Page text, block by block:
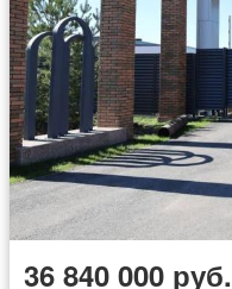
36 840 000 руб.